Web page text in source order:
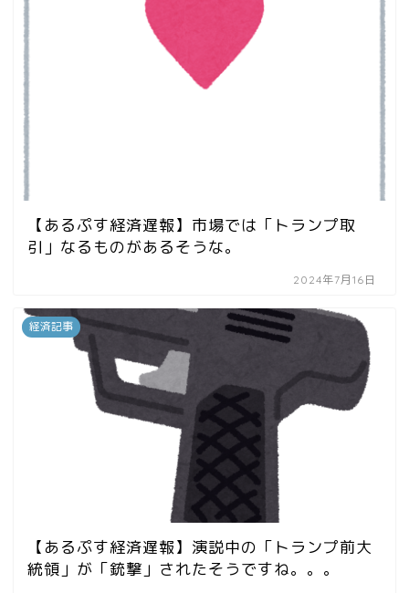
【あるぷす経済遅報】市場では「トランプ取
引」なるものがあるそうな。
2024年7月16日
経済記事
【あるぷす経済遅報】演説中の「トランプ前大
統領」が「銃撃」されたそうですね。。。